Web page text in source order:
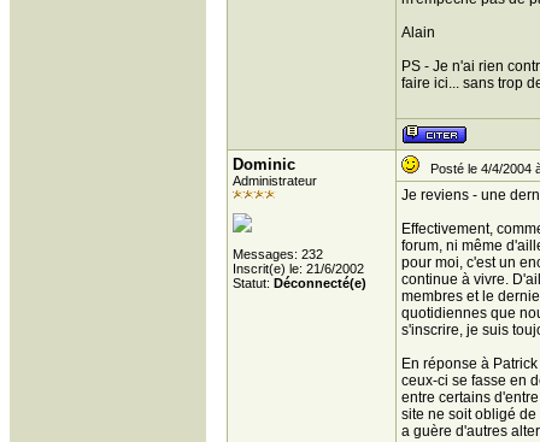
Alain
PS - Je n'ai rien
faire ici... sans trop
Dominic
Administrateur
Messages: 232
Inscrit(e) le: 21/6/2002
Statut: Déconnecté(e)
Posté le 4/4/2004
Je reviens - une
Effectivement,
forum, ni même
pour moi, c'est un
continue à vivre.
membres et le
quotidiennes que
s'inscrire, je suis
En réponse à
ceux-ci se fasse en
entre certains
site ne soit obligé de
a guère d'autres